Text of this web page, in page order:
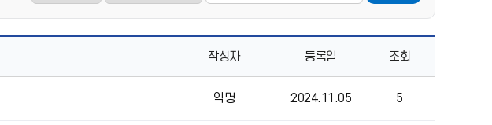
작성자 등록일 조회
익명 2024.11.05 5